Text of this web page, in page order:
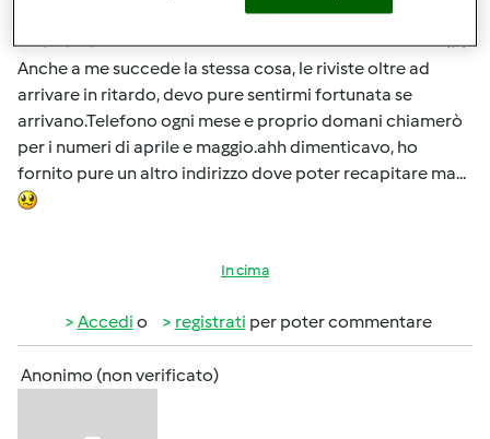
Mer, 05/02/2012 - 18:48
#4
Anche a me succede la stessa cosa, le riviste oltre ad
arrivare in ritardo, devo pure sentirmi fortunata se
arrivano.Telefono ogni mese e proprio domani chiamerò
per i numeri di aprile e maggio.ahh dimenticavo, ho
fornito pure un altro indirizzo dove poter recapitare ma...
In cima
Accedi o registrati per poter commentare
Anonimo (non verificato)